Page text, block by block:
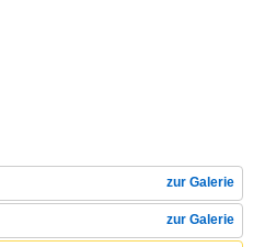
zur Galerie
zur Galerie